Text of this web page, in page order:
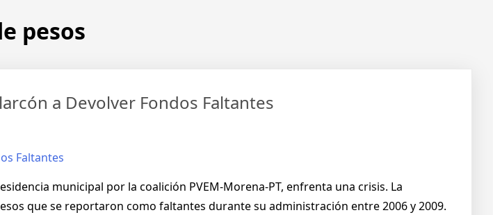
pesos
a Devolver Fondos Faltantes
municipal por la coalición PVEM-Morena-PT, enfrenta una crisis. La
que se reportaron como faltantes durante su administración entre 2006 y 2009.